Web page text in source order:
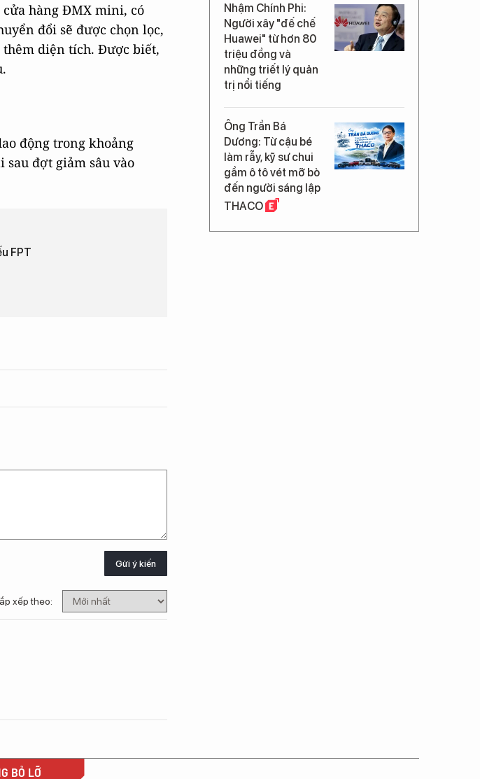
cửa hàng ĐMX mini, có
đổi sẽ được chọn lọc,
thêm diện tích. Được biết,
động trong khoảng
sau đợt giảm sâu vào
FPT
Gửi ý kiến
xếp theo:
Nhậm Chính Phi:
Người xây "đế chế
Huawei" từ hơn 80
triệu đồng và
những triết lý quản
trị nổi tiếng
Ông Trần Bá
Dương: Từ cậu bé
làm rẫy, kỹ sư chui
gầm ô tô vét mỡ bò
đến người sáng lập
THACO
BỎ LỠ